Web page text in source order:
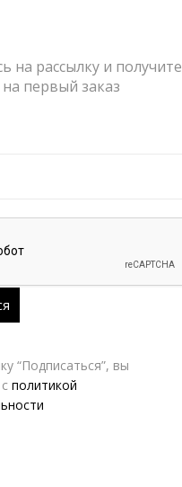
на рассылку и получите
первый заказ
“Подписаться”, вы
политикой